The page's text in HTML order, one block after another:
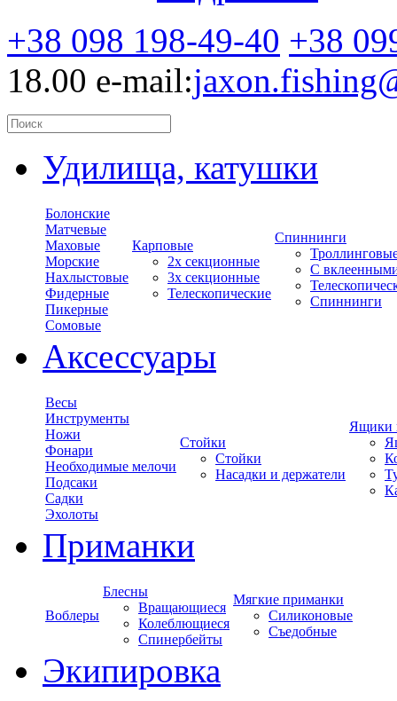
+38 098 198-49-40 +38
18.00 e-mail:
Удилища, катушки
Болонские
Матчевые
Маховые
Морские
Нахлыстовые
Фидерные
Пикерные
Сомовые
Карповые
2х секционные
3х секционные
Телескопические
Спиннинги
С
Спиннинги
Аксессуары
Весы
Инструменты
Ножи
Фонари
Необходимые мелочи
Подсаки
Садки
Эхолоты
Стойки
Стойки
Насадки и держатели
Ящики
Приманки
Воблеры
Блесны
Вращающиеся
Колеблющиеся
Спинербейты
Мягкие приманки
Силиконовые
Съедобные
Экипировка